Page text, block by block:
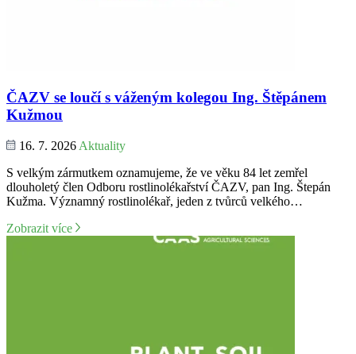
ČAZV se loučí s váženým kolegou Ing. Štěpánem
Kužmou
16. 7. 2026 Aktuality
S velkým zármutkem oznamujeme, že ve věku 84 let zemřel
dlouholetý člen Odboru rostlinolékařství ČAZV, pan Ing. Štepán
Kužma. Významný rostlinolékař, jeden z tvůrců velkého…
Zobrazit více